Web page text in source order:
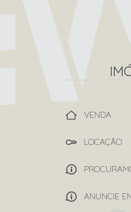
VENDA
LOCAÇÃO
ANUNCIE